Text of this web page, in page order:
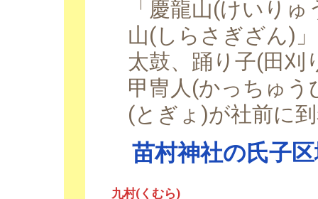
「慶龍山(けいり
山(しらさぎざん)
太鼓、踊り子(田刈
甲冑人(かっちゅ
(とぎょ)が社前に
苗村神社の氏子
九村(くむら)